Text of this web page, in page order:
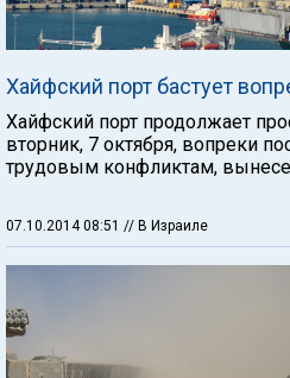
Хайфский порт бастует
Хайфский порт продолжает
вторник, 7 октября, вопреки
трудовым конфликтам,
07.10.2014 08:51 // В Израиле